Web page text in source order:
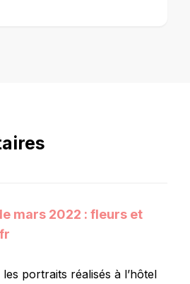
mars 2022 : fleurs et
portraits réalisés à l’hôtel